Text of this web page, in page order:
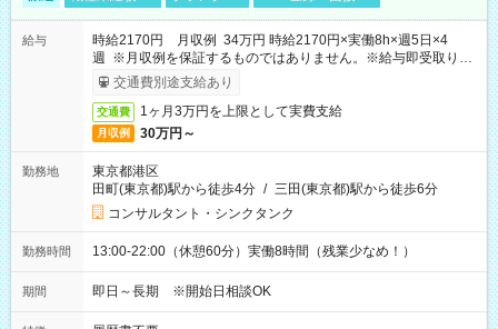
給与
時給2170円 月収例 34万円 時給2170円×実働8h×週5日×4
週 ※月収例を保証するものではありません。※給与即受取りサ
ービス利用可（利用条件有）
交通費別途支給あり
交通費 1ヶ月3万円を上限として実費支給
月収例 30万円～
勤務地
東京都港区
田町(東京都)駅から徒歩4分 / 三田(東京都)駅から徒歩6分
コンサルタント・シンクタンク
勤務時間 13:00-22:00（休憩60分）実働8時間（残業少なめ！）
期間 即日～長期 ※開始日相談OK